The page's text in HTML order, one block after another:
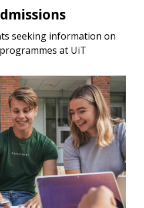
seeking information on
at UiT